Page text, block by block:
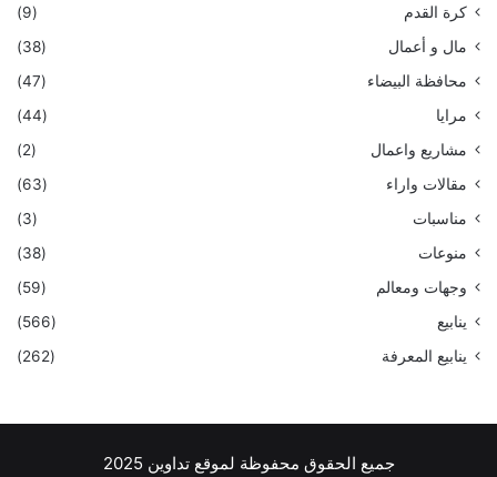
كرة القدم
(9)
مال و أعمال
(38)
محافظة البيضاء
(47)
مرايا
(44)
مشاريع واعمال
(2)
مقالات واراء
(63)
مناسبات
(3)
منوعات
(38)
وجهات ومعالم
(59)
ينابيع
(566)
ينابيع المعرفة
(262)
جميع الحقوق محفوظة لموقع تداوين 2025